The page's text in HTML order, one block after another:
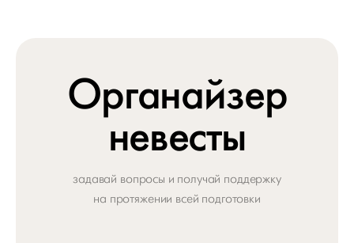
Органайзер
невесты
задавай вопросы и получай поддержку
на протяжении всей подготовки